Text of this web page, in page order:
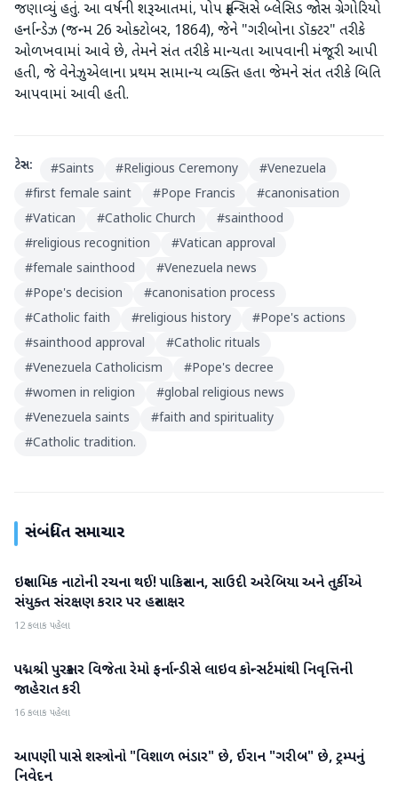
જણાવ્યું હતું. આ વર્ષની શરૂઆતમાં, પોપ ફ્રાન્સિસે બ્લેસિડ જોસ ગ્રેગોરિયો
હર્નાન્ડેઝ (જન્મ 26 ઓક્ટોબર, 1864), જેને "ગરીબોના ડૉક્ટર" તરીકે
ઓળખવામાં આવે છે, તેમને સંત તરીકે માન્યતા આપવાની મંજૂરી આપી
હતી, જે વેનેઝુએલાના પ્રથમ સામાન્ય વ્યક્તિ હતા જેમને સંત તરીકે બિતિ
આપવામાં આવી હતી.
ટેગ્સ: #Saints #Religious Ceremony #Venezuela
#first female saint #Pope Francis #canonisation
#Vatican #Catholic Church #sainthood
#religious recognition #Vatican approval
#female sainthood #Venezuela news
#Pope's decision #canonisation process
#Catholic faith #religious history #Pope's actions
#sainthood approval #Catholic rituals
#Venezuela Catholicism #Pope's decree
#women in religion #global religious news
#Venezuela saints #faith and spirituality
#Catholic tradition.
સંબંધિત સમાચાર
આંતરરાષ્ટ્રીય
ઇસ્લામિક નાટોની રચના થઈ! પાકિસ્તાન, સાઉદી અરેબિયા અને તુર્કીએ
સંયુક્ત સંરક્ષણ કરાર પર હસ્તાક્ષર
12 કલાક પહેલા
આંતરરાષ્ટ્રીય
પદ્મશ્રી પુરસ્કાર વિજેતા રેમો ફર્નાન્ડીસે લાઇવ કોન્સર્ટમાંથી નિવૃત્તિની
જાહેરાત કરી
16 કલાક પહેલા
આંતરરાષ્ટ્રીય
આપણી પાસે શસ્ત્રોનો "વિશાળ ભંડાર" છે, ઈરાન "ગરીબ" છે, ટ્રમ્પનું
નિવેદન